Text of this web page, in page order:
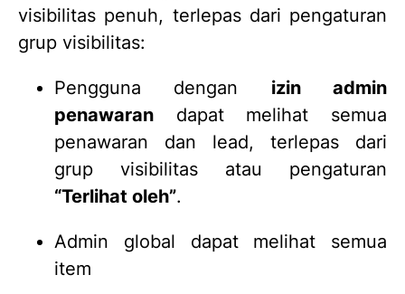
visibilitas penuh, terlepas dari pengaturan
grup visibilitas:
Pengguna dengan izin admin
penawaran dapat melihat semua
penawaran dan lead, terlepas dari
grup visibilitas atau pengaturan
“Terlihat oleh”.
Admin global dapat melihat semua
item